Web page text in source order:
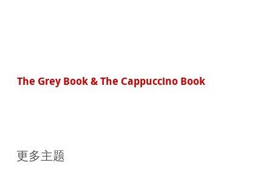
The Grey Book & The Cappuccino Book
更多主题